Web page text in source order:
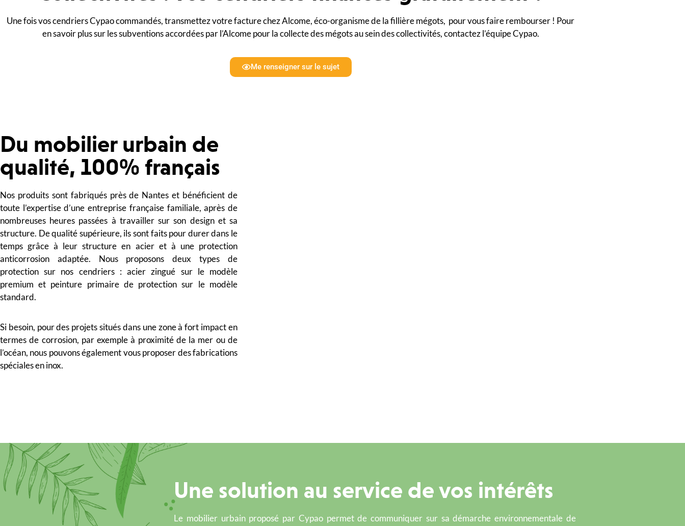
Une fois vos cendriers Cypao commandés, transmettez votre facture chez Alcome, éco-organisme de la fillière mégots, pour vous faire rembourser ! Pour
en savoir plus sur les subventions accordées par l’Alcome pour la collecte des mégots au sein des collectivités, contactez l’équipe Cypao.
Me renseigner sur le sujet
Du mobilier urbain de
qualité, 100% français
Nos produits sont fabriqués près de Nantes et bénéficient de
toute l’expertise d’une entreprise française familiale, après de
nombreuses heures passées à travailler sur son design et sa
structure. De qualité supérieure, ils sont faits pour durer dans le
temps grâce à leur structure en acier et à une protection
anticorrosion adaptée. Nous proposons deux types de
protection sur nos cendriers : acier zingué sur le modèle
premium et peinture primaire de protection sur le modèle
standard.
Si besoin, pour des projets situés dans une zone à fort impact en
termes de corrosion, par exemple à proximité de la mer ou de
l’océan, nous pouvons également vous proposer des fabrications
spéciales en inox.
Une solution au service de vos intérêts
Le mobilier urbain proposé par Cypao permet de communiquer sur sa démarche environnementale de